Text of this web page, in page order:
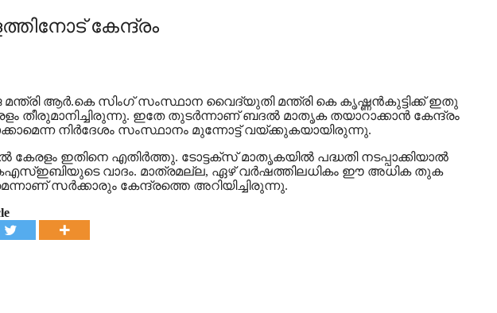
കേന്ദ്രം
മന്ത്രി ആർ.കെ സിംഗ് സംസ്ഥാന വെെദ്യുതി മന്ത്രി കെ കൃഷ്ണൻകുട്ടിക്ക് ഇതു
തീരുമാനിച്ചിരുന്നു. ഇതേ തുടർന്നാണ് ബദൽ മാതൃക തയാറാക്കാൻ കേന്ദ്രം
നിർദേശം സംസ്ഥാനം മുന്നോട്ട് വയ്ക്കുകയായിരുന്നു.
കേരളം ഇതിനെ എതിർത്തു. ടോട്ടക്സ് മാതൃകയിൽ പദ്ധതി നടപ്പാക്കിയാൽ
വാദം. മാത്രമല്ല, ഏഴ് വർഷത്തിലധികം ഈ അധിക തുക
സർക്കാരും കേന്ദ്രത്തെ അറിയിച്ചിരുന്നു.